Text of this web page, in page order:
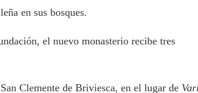
en sus bosques.
el nuevo monasterio recibe tres
Clemente de Briviesca, en el lugar de